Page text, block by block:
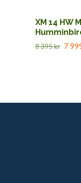
XM 14 HW
8 395 kr 7